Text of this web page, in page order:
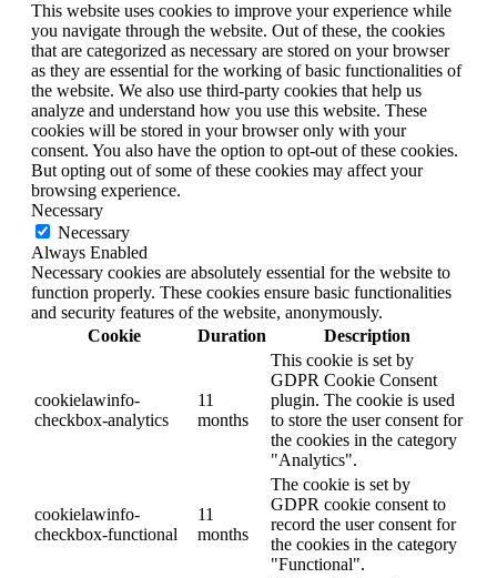
This website uses cookies to improve your experience while
you navigate through the website. Out of these, the cookies
that are categorized as necessary are stored on your browser
as they are essential for the working of basic functionalities of
the website. We also use third-party cookies that help us
analyze and understand how you use this website. These
cookies will be stored in your browser only with your
consent. You also have the option to opt-out of these cookies.
But opting out of some of these cookies may affect your
browsing experience.
Necessary
Necessary
Always Enabled
Necessary cookies are absolutely essential for the website to
function properly. These cookies ensure basic functionalities
and security features of the website, anonymously.
Cookie
Duration Description
cookielawinfo-
checkbox-analytics
11
months
This cookie is set by
GDPR Cookie Consent
plugin. The cookie is used
to store the user consent for
the cookies in the category
"Analytics".
cookielawinfo-
checkbox-functional
11
months
The cookie is set by
GDPR cookie consent to
record the user consent for
the cookies in the category
"Functional".